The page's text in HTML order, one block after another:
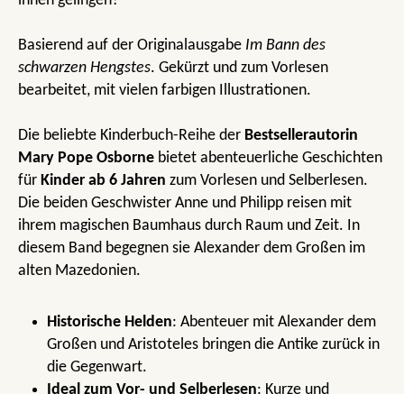
Basierend auf der Originalausgabe Im Bann des
schwarzen Hengstes. Gekürzt und zum Vorlesen
bearbeitet, mit vielen farbigen Illustrationen.
Die beliebte Kinderbuch-Reihe der Bestsellerautorin
Mary Pope Osborne bietet abenteuerliche Geschichten
für Kinder ab 6 Jahren zum Vorlesen und Selberlesen.
Die beiden Geschwister Anne und Philipp reisen mit
ihrem magischen Baumhaus durch Raum und Zeit. In
diesem Band begegnen sie Alexander dem Großen im
alten Mazedonien.
Historische Helden: Abenteuer mit Alexander dem
Großen und Aristoteles bringen die Antike zurück in
die Gegenwart.
Ideal zum Vor- und Selberlesen: Kurze und